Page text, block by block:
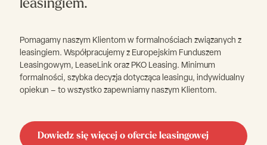
leasingiem.
Pomagamy naszym Klientom w formalnościach związanych z
leasingiem. Współpracujemy z Europejskim Funduszem
Leasingowym, LeaseLink oraz PKO Leasing. Minimum
formalności, szybka decyzja dotycząca leasingu, indywidualny
opiekun – to wszystko zapewniamy naszym Klientom.
Dowiedz się więcej o ofercie leasingowej